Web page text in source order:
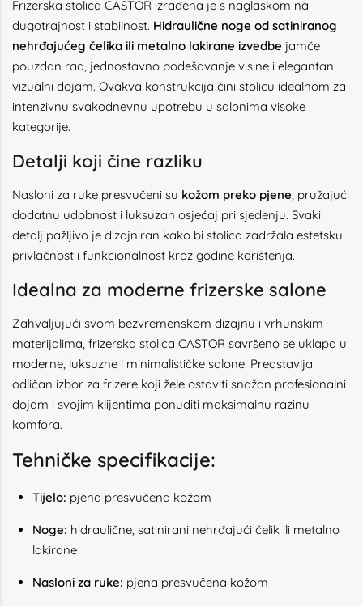
Frizerska stolica CASTOR izrađena je s naglaskom na
dugotrajnost i stabilnost. Hidraulične noge od satiniranog
nehrđajućeg čelika ili metalno lakirane izvedbe jamče
pouzdan rad, jednostavno podešavanje visine i elegantan
vizualni dojam. Ovakva konstrukcija čini stolicu idealnom za
intenzivnu svakodnevnu upotrebu u salonima visoke
kategorije.
Detalji koji čine razliku
Nasloni za ruke presvučeni su kožom preko pjene, pružajući
dodatnu udobnost i luksuzan osjećaj pri sjedenju. Svaki
detalj pažljivo je dizajniran kako bi stolica zadržala estetsku
privlačnost i funkcionalnost kroz godine korištenja.
Idealna za moderne frizerske salone
Zahvaljujući svom bezvremenskom dizajnu i vrhunskim
materijalima, frizerska stolica CASTOR savršeno se uklapa u
moderne, luksuzne i minimalističke salone. Predstavlja
odličan izbor za frizere koji žele ostaviti snažan profesionalni
dojam i svojim klijentima ponuditi maksimalnu razinu
komfora.
Tehničke specifikacije:
Tijelo: pjena presvučena kožom
Noge: hidraulične, satinirani nehrđajući čelik ili metalno
lakirane
Nasloni za ruke: pjena presvučena kožom